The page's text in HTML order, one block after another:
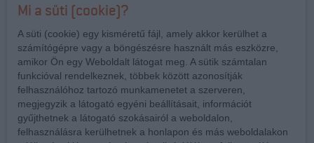
Mi a süti (cookie)?
A süti (cookie) egy kisméretű fájl, amely akkor kerülhet a
számítógépre vagy a böngészésre használt más eszközre,
amikor Ön egy Weboldalt látogat meg. A sütik számtalan
funkcióval rendelkeznek, többek között azonosítják
felhasználóhoz tartozó munkamenetet a szerveren,
megjegyzik a látogató egyéni beállításait, információt
gyűjthetnek a látogató szokásairól a weboldalon,
felhasználásra kerülhetnek a honlapon és más weboldalakon